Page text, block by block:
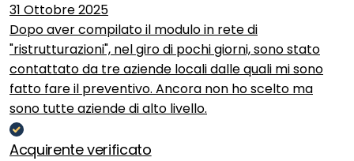
31 Ottobre 2025
Dopo aver compilato il modulo in rete di
"ristrutturazioni", nel giro di pochi giorni, sono stato
contattato da tre aziende locali dalle quali mi sono
fatto fare il preventivo. Ancora non ho scelto ma
sono tutte aziende di alto livello.
Acquirente verificato